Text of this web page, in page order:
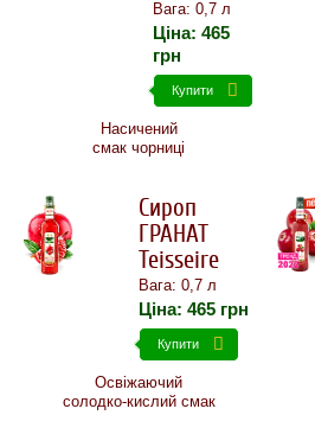
Вага: 0,7 л
Ціна: 465
грн
Купити
Насичений
смак чорниці
Сироп
ГРАНАТ
Teisseire
Вага: 0,7 л
Ціна: 465грн
Купити
Освіжаючий
солодко-кислий смак